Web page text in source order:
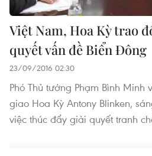
Việt Nam, Hoa Kỳ trao
quyết vấn đề Biển Đông
23/09/2016 02:30
Phó Thủ tướng Phạm Bình
giao Hoa Kỳ Antony Blinken,
việc thúc đẩy giải quyết tranh